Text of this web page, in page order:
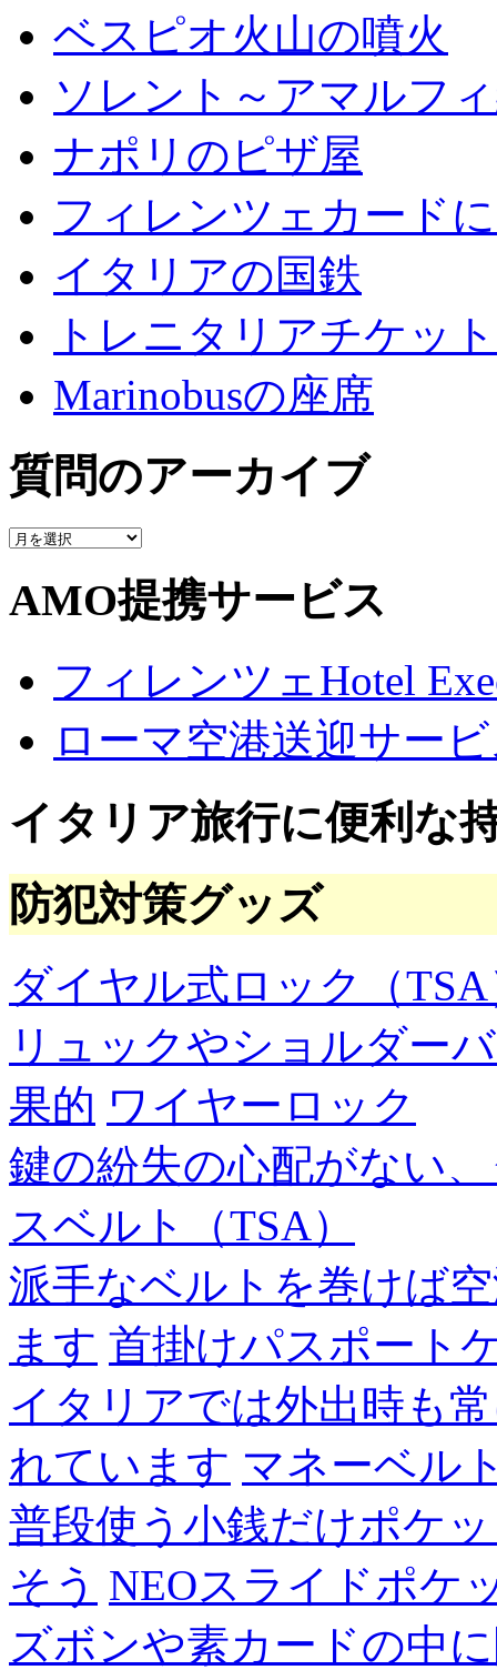
ベスピオ火山の噴火
ソレント～アマルフ
ナポリのピザ屋
フィレンツェカード
イタリアの国鉄
トレニタリアチケッ
Marinobusの座席
質問のアーカイブ
質
の
ア
イ
AMO提携サービス
フィレンツェHotel
ローマ空港送迎サー
イタリア旅行に便利な
防犯対策グッズ
ダイヤル式ロック（
リュックやショルダー
果的 ワイヤーロック
鍵の紛失の心配がない
スベルト（TSA）
派手なベルトを巻けば
ます 首掛けパスポート
イタリアでは外出時も
れています マネーベル
普段使う小銭だけポケ
そう NEOスライドポケ
ズボンや素カードの中